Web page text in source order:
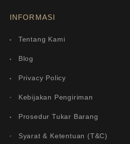
INFORMASI
Tentang Kami
Blog
Privacy Policy
Kebijakan Pengiriman
Prosedur Tukar Barang
Syarat & Ketentuan (T&C)